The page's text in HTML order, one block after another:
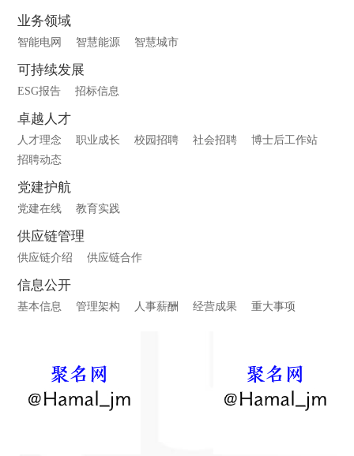
业务领域
智能电网 智慧能源 智慧城市
可持续发展
ESG报告 招标信息
卓越人才
人才理念 职业成长 校园招聘 社会招聘
博士后工作站
招聘动态
党建护航
党建在线 教育实践
供应链管理
供应链介绍 供应链合作
信息公开
基本信息 管理架构 人事薪酬 经营成果 重大事项